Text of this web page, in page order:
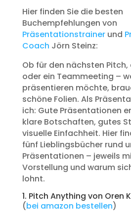
Hier finden Sie die besten
Buchempfehlungen von
Präsentationstrainerund
Coach Jörn Steinz:
Ob für den nächsten Pitch,
oder ein Teammeeting –
präsentieren möchte,
schöne Folien. Als
ich: Gute Präsentationen
klare Botschaften, gutes
visuelle Einfachheit. Hier
fünf Lieblingsbücher rund
Präsentationen – jeweils
Vorstellung und warum
lohnt.
1. Pitch Anything von Oren
(bei amazon bestellen)